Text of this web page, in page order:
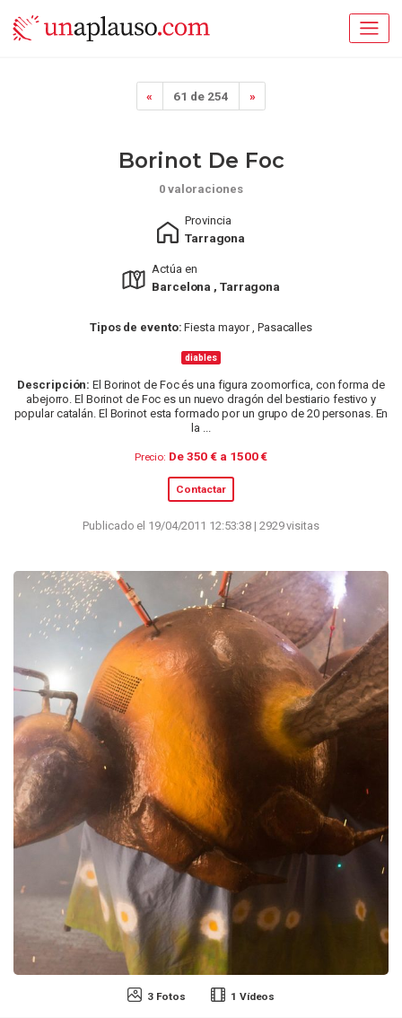
« 61 de 254 »
3 Fotos 1 Vídeos
Borinot De Foc
0 valoraciones
Provincia
Tarragona
Actúa en
Barcelona , Tarragona
Tipos de evento: Fiesta mayor , Pasacalles
diables
Descripción: El Borinot de Foc és una figura zoomorfica, con forma de
abejorro. El Borinot de Foc es un nuevo dragón del bestiario festivo y
popular catalán. El Borinot esta formado por un grupo de 20 personas. En
la ...
Precio: De 350 € a 1500 €
Contactar
Publicado el 19/04/2011 12:53:38 | 2929 visitas